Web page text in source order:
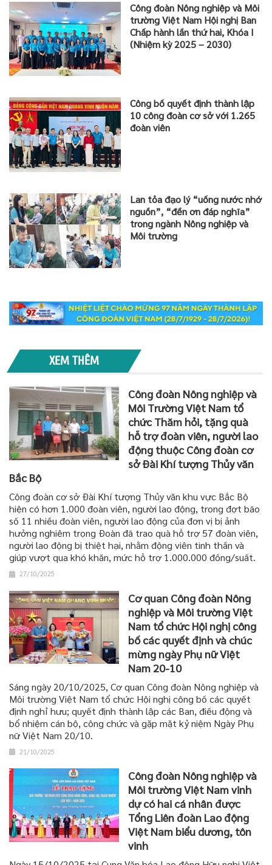
Công đoàn Nông nghiệp và Môi
trường Việt Nam Hội nghị Ban
Chấp hành lần thứ hai, Khóa I
(Nhiệm kỳ 2025 – 2030)
Công bố quyết định thành lập
10 công đoàn cơ sở với 1.265
đoàn viên
Lan tỏa đạo lý “uống nước nhớ
nguồn”, “đền ơn đáp nghĩa”
trong ngành Nông nghiệp và
Môi trường
XEM THÊM
Công đoàn Nông nghiệp và
Môi Trường Việt Nam tổ
chức Thăm hỏi, tặng quà
hỗ trợ đoàn viên, người lao
động thuộc Công đoàn cơ
sở Đài Khí tượng Thủy văn
Bắc Bộ
Công đoàn cơ sở Đài Khí tượng Thủy văn khu vực Bắc Bộ
hiện có hơn 1.000 đoàn viên, người lao động, trong đợt bão
số 11 nhiều đoàn viên, người lao động của đơn vị bị ảnh
hưởng nghiêm trọng Đoàn đã trao quà hỗ trợ 57 đoàn viên,
người lao động bị thiệt hại, nhằm động viên tinh thần và
giúp vượt qua khó khăn, mức hỗ trợ 1.000.000 đồng/suất.
27/10/2025
Cơ quan Công đoàn Nông
nghiệp và Môi trường Việt
Nam tổ chức Hội nghị công
bố các quyết định và chúc
mừng ngày Phụ nữ Việt
Nam 20-10
Sáng ngày 20/10/2025, Cơ quan Công đoàn Nông nghiệp và
Môi trường Việt Nam tổ chức Hội nghị công bố các quyết
định nghỉ hưu; quyết định thành lập các Ban, điều động và
bổ nhiệm cán bộ, công chức và gặp mặt kỷ niệm Ngày Phụ
nữ Việt Nam 20/10.
21/10/2025
Công đoàn Nông nghiệp và
Môi trường Việt Nam vinh
dự có hai cá nhân được
Tổng Liên đoàn Lao động
Việt Nam biểu dương, tôn
vinh